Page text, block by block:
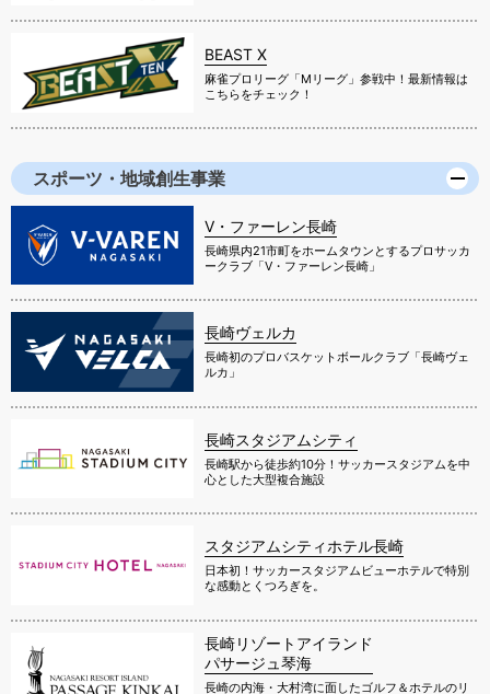
BEAST X
麻雀プロリーグ「Mリーグ」参戦中！最新情報は
こちらをチェック！
スポーツ・地域創生事業
V・ファーレン長崎
長崎県内21市町をホームタウンとするプロサッカ
ークラブ「V・ファーレン長崎」
長崎ヴェルカ
長崎初のプロバスケットボールクラブ「長崎ヴェ
ルカ」
長崎スタジアムシティ
長崎駅から徒歩約10分！サッカースタジアムを中
心とした大型複合施設
スタジアムシティホテル長崎
日本初！サッカースタジアムビューホテルで特別
な感動とくつろぎを。
長崎リゾートアイランド
パサージュ琴海
長崎の内海・大村湾に面したゴルフ＆ホテルのリ